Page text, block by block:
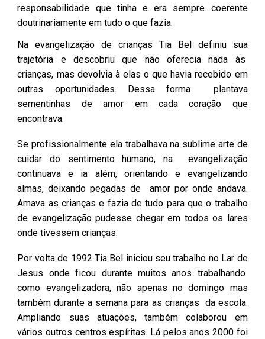
responsabilidade que tinha e era sempre coerente
doutrinariamente em tudo o que fazia.
Na evangelização de crianças Tia Bel definiu sua
trajetória e descobriu que não oferecia nada às
crianças, mas devolvia à elas o que havia recebido em
outras oportunidades. Dessa forma plantava
sementinhas de amor em cada coração que
encontrava.
Se profissionalmente ela trabalhava na sublime arte de
cuidar do sentimento humano, na evangelização
continuava e ia além, orientando e evangelizando
almas, deixando pegadas de amor por onde andava.
Amava as crianças e fazia de tudo para que o trabalho
de evangelização pudesse chegar em todos os lares
onde tivessem crianças.
Por volta de 1992 Tia Bel iniciou seu trabalho no Lar de
Jesus onde ficou durante muitos anos trabalhando
como evangelizadora, não apenas no domingo mas
também durante a semana para as crianças da escola.
Ampliando suas atuações, também colaborou em
vários outros centros espíritas. Lá pelos anos 2000 foi